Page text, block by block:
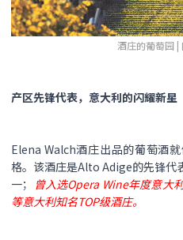
酒庄的葡萄园 |
产区先锋代表，意大利的闪耀新星
Elena Walch酒庄出品的葡萄酒
格。该酒庄是Alto Adige的先锋代
一；
曾入选Opera Wine年度意大
等意大利知名TOP级酒庄。